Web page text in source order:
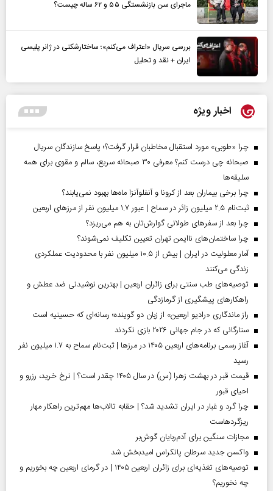
ماجرای سن بازنشستگی ۵۵ و ۶۲ ساله چیست؟
بررسی سریال «اعتراف می‌کنم»؛ ساختارشکنی در ژانر پلیسی
ایران + نقد و تحلیل
اخبار ویژه
چرا «طوبی» مورد استقبال مخاطبان قرار گرفت؟؛ پاسخ سازندگان سریال
صبحانه چی درست کنم؟ معرفی ۳۰ صبحانه سریع، سالم و مقوی برای همه
سلیقه‌ها
چرا برخی بیماران بعد از کرونا و آنفلوآنزا ماه‌ها بهبود نمی‌یابند؟
ثبت‌نام ۲.۵ میلیون زائر در سماح | عبور ۱.۷ میلیون نفر از مرز‌های اربعین
چرا بعد از سفرهای طولانی گوارش‌تان به هم می‌ریزد؟
چرا ساختمان‌های ناایمن تهران تعیین تکلیف نمی‌شوند؟
آمار معلولیت در ایران | بیش از ۱۰.۵ میلیون نفر با محدودیت عملکردی
زندگی می‌کنند
توصیه‌های طب سنتی برای زائران اربعین | بهترین نوشیدنی ضد عطش و
راهکارهای پیشگیری از گرمازدگی
راز ماندگاری «رادیو اربعین» از زبان دو گوینده؛ رسانه‌ای که حسینیه است
ستارگانی که در جام جهانی ۲۰۲۶ بازی نکردند
آغاز رسمی برنامه‌های اربعین ۱۴۰۵ در مرز‌ها | ثبت‌نام سماح به ۱.۷ میلیون نفر
رسید
قیمت قبر در بهشت زهرا (س) در سال ۱۴۰۵ چقدر است؟ | نرخ خرید، رزرو و
احیای قبور
چرا گرد و غبار در ایران تشدید شد؟ | حقابه تالاب‌ها مهم‌ترین راهکار مهار
ریزگردهاست
مجازات سنگین برای آدم‌ربایان گوش‌بر
واکسن جدید سرطان پانکراس امیدبخش شد
توصیه‌های تغذیه‌ای برای زائران اربعین ۱۴۰۵ | در گرمای اربعین چه بخوریم و
چه نخوریم؟